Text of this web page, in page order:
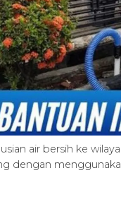
air bersih ke
dengan